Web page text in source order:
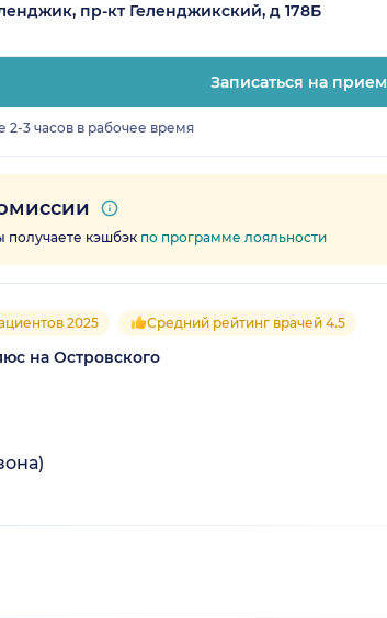
пр-кт Геленджикский, д 178Б
Записаться на прием
2-3 часов в рабочее время
получаете кэшбэк по программе лояльности
2025 Средний рейтинг врачей 4.5
на Островского